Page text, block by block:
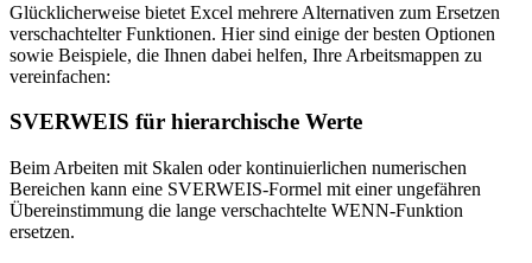
Glücklicherweise bietet Excel mehrere Alternativen zum Ersetzen
verschachtelter Funktionen. Hier sind einige der besten Optionen
sowie Beispiele, die Ihnen dabei helfen, Ihre Arbeitsmappen zu
vereinfachen:
SVERWEIS für hierarchische Werte
Beim Arbeiten mit Skalen oder kontinuierlichen numerischen
Bereichen kann eine SVERWEIS-Formel mit einer ungefähren
Übereinstimmung die lange verschachtelte WENN-Funktion
ersetzen.